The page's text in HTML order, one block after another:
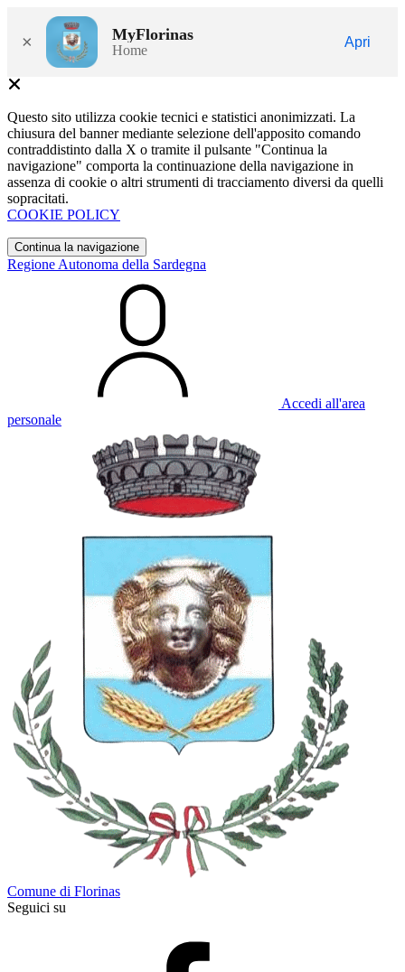
× MyFlorinas
Home
Apri
Questo sito utilizza cookie tecnici e statistici anonimizzati. La
chiusura del banner mediante selezione dell'apposito comando
contraddistinto dalla X o tramite il pulsante "Continua la
navigazione" comporta la continuazione della navigazione in
assenza di cookie o altri strumenti di tracciamento diversi da quelli
sopracitati.
COOKIE POLICY
Continua la navigazione
Regione Autonoma della Sardegna
Accedi all'area
personale
Comune di Florinas
Seguici su